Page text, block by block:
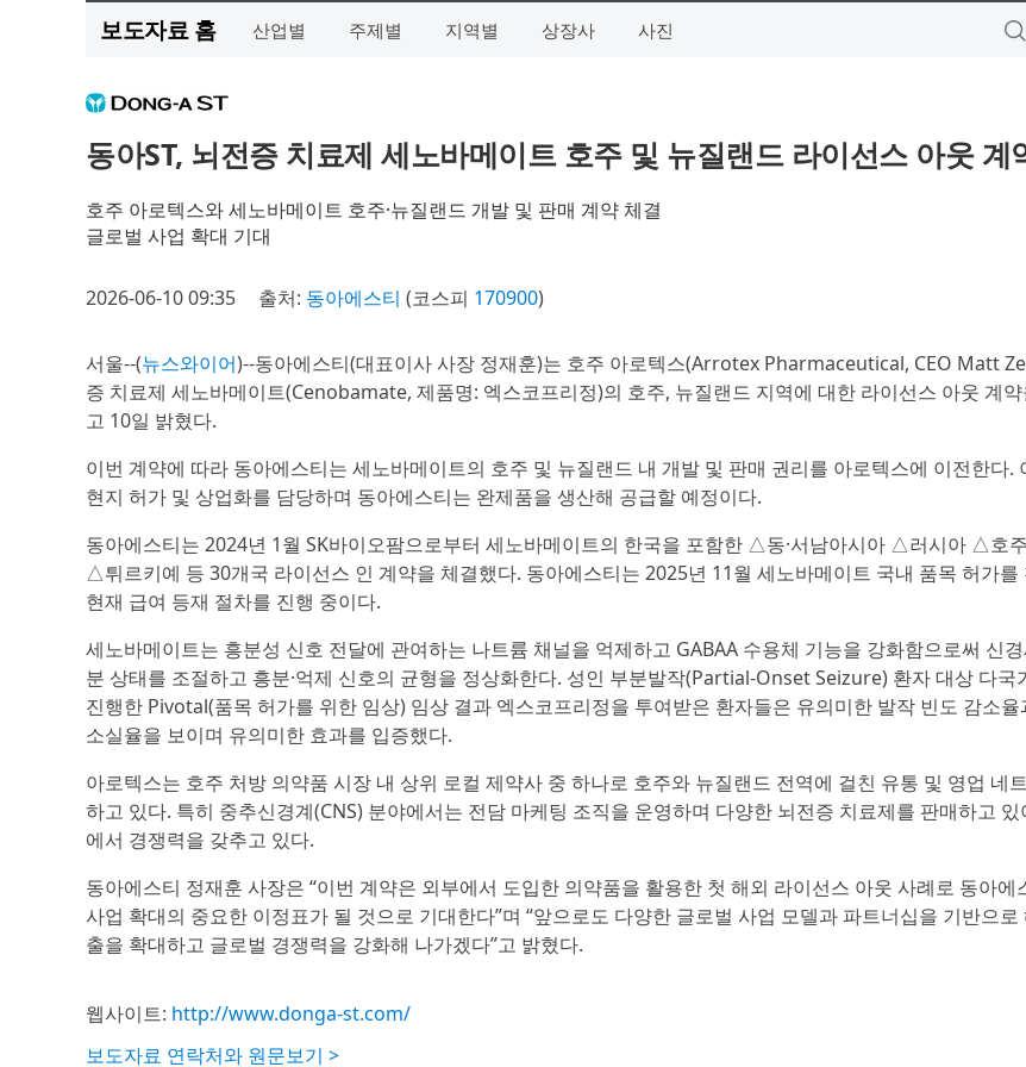
보도자료 홈 산업별 주제별 지역별 상장사 사진
동아ST, 뇌전증 치료제 세노바메이트 호주 및 뉴질랜드 라이선스 아웃 계
호주 아로텍스와 세노바메이트 호주·뉴질랜드 개발 및 판매 계약 체결
글로벌 사업 확대 기대
2026-06-10 09:35 출처: 동아에스티 (코스피 170900)
서울--(뉴스와이어)--동아에스티(대표이사 사장 정재훈)는 호주 아로텍스(Arrotex Pharmaceutical, CEO Matt
증 치료제 세노바메이트(Cenobamate, 제품명: 엑스코프리정)의 호주, 뉴질랜드 지역에 대한 라이선스 아웃 계
고 10일 밝혔다.
이번 계약에 따라 동아에스티는 세노바메이트의 호주 및 뉴질랜드 내 개발 및 판매 권리를 아로텍스에 이전한다.
현지 허가 및 상업화를 담당하며 동아에스티는 완제품을 생산해 공급할 예정이다.
동아에스티는 2024년 1월 SK바이오팜으로부터 세노바메이트의 한국을 포함한 △동·서남아시아 △러시아 △호
△튀르키예 등 30개국 라이선스 인 계약을 체결했다. 동아에스티는 2025년 11월 세노바메이트 국내 품목 허가를
현재 급여 등재 절차를 진행 중이다.
세노바메이트는 흥분성 신호 전달에 관여하는 나트륨 채널을 억제하고 GABAA 수용체 기능을 강화함으로써 신
분 상태를 조절하고 흥분·억제 신호의 균형을 정상화한다. 성인 부분발작(Partial-Onset Seizure) 환자 대상 다국
진행한 Pivotal(품목 허가를 위한 임상) 임상 결과 엑스코프리정을 투여받은 환자들은 유의미한 발작 빈도 감소
소실율을 보이며 유의미한 효과를 입증했다.
아로텍스는 호주 처방 의약품 시장 내 상위 로컬 제약사 중 하나로 호주와 뉴질랜드 전역에 걸친 유통 및 영업 네
하고 있다. 특히 중추신경계(CNS) 분야에서는 전담 마케팅 조직을 운영하며 다양한 뇌전증 치료제를 판매하고
에서 경쟁력을 갖추고 있다.
동아에스티 정재훈 사장은 “이번 계약은 외부에서 도입한 의약품을 활용한 첫 해외 라이선스 아웃 사례로 동아에
사업 확대의 중요한 이정표가 될 것으로 기대한다”며 “앞으로도 다양한 글로벌 사업 모델과 파트너십을 기반으로
출을 확대하고 글로벌 경쟁력을 강화해 나가겠다”고 밝혔다.
웹사이트: http://www.donga-st.com/
보도자료 연락처와 원문보기 >